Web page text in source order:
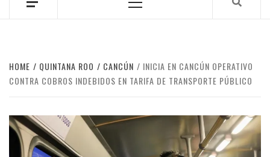
Menu
HOME QUINTANA ROO CANCÚN
INICIA EN CANCÚN OPERATIVO
CONTRA COBROS INDEBIDOS EN TARIFA DE TRANSPORTE PÚBLICO